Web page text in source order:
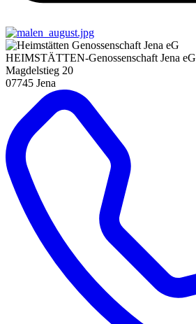
HEIMSTÄTTEN-Genossenschaft Jena eG
Magdelstieg 20
07745 Jena